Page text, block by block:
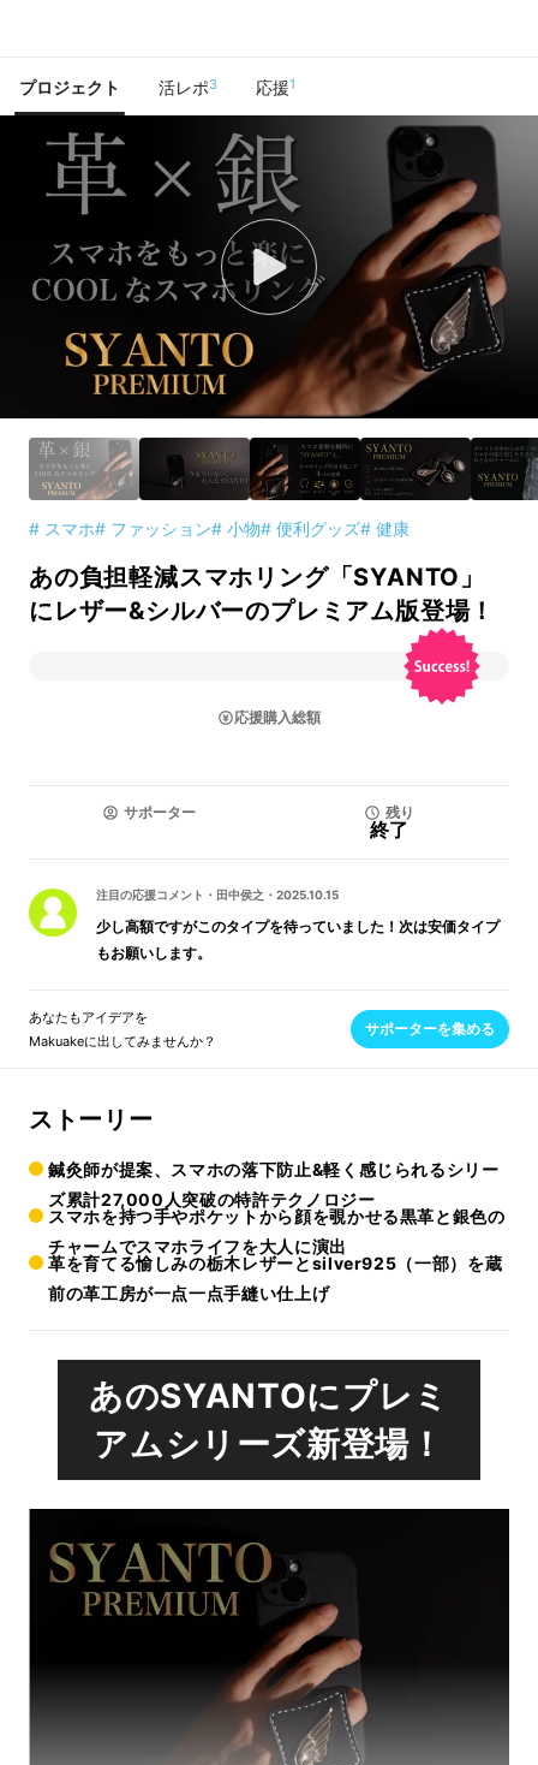
プロジェクト 活レポ3 応援1
# スマホ# ファッション# 小物# 便利グッズ# 健康
あの負担軽減スマホリング「SYANTO」
にレザー&シルバーのプレミアム版登場！
応援購入総額
サポーター 残り
終了
注目の応援コメント ・ 田中侯之 ・ 2025.10.15
少し高額ですがこのタイプを待っていました！次は安価タイプ
もお願いします。
あなたもアイデアを
Makuakeに出してみませんか？
サポーターを集める
ストーリー
鍼灸師が提案、スマホの落下防止&軽く感じられるシリー
ズ累計27,000人突破の特許テクノロジー
スマホを持つ手やポケットから顔を覗かせる黒革と銀色の
チャームでスマホライフを大人に演出
革を育てる愉しみの栃木レザーとsilver925（一部）を蔵
前の革工房が一点一点手縫い仕上げ
あのSYANTOにプレミ
アムシリーズ新登場！